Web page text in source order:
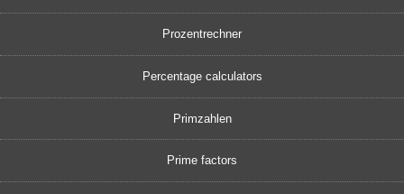
Prozentrechner
Percentage calculators
Primzahlen
Prime factors